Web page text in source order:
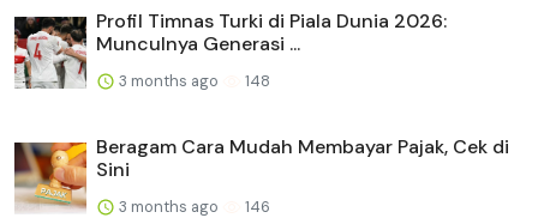
Profil Timnas Turki di Piala Dunia 2026:
Munculnya Generasi ...
3 months ago 148
Beragam Cara Mudah Membayar Pajak, Cek di
Sini
3 months ago 146